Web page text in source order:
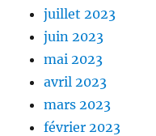
juillet 2023
juin 2023
mai 2023
avril 2023
mars 2023
février 2023